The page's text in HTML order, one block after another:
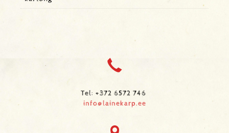
Tel: +372 6572 746
info@lainekarp.ee